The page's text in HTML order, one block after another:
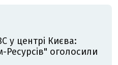
у центрі Києва:
Ресурсів" оголосили